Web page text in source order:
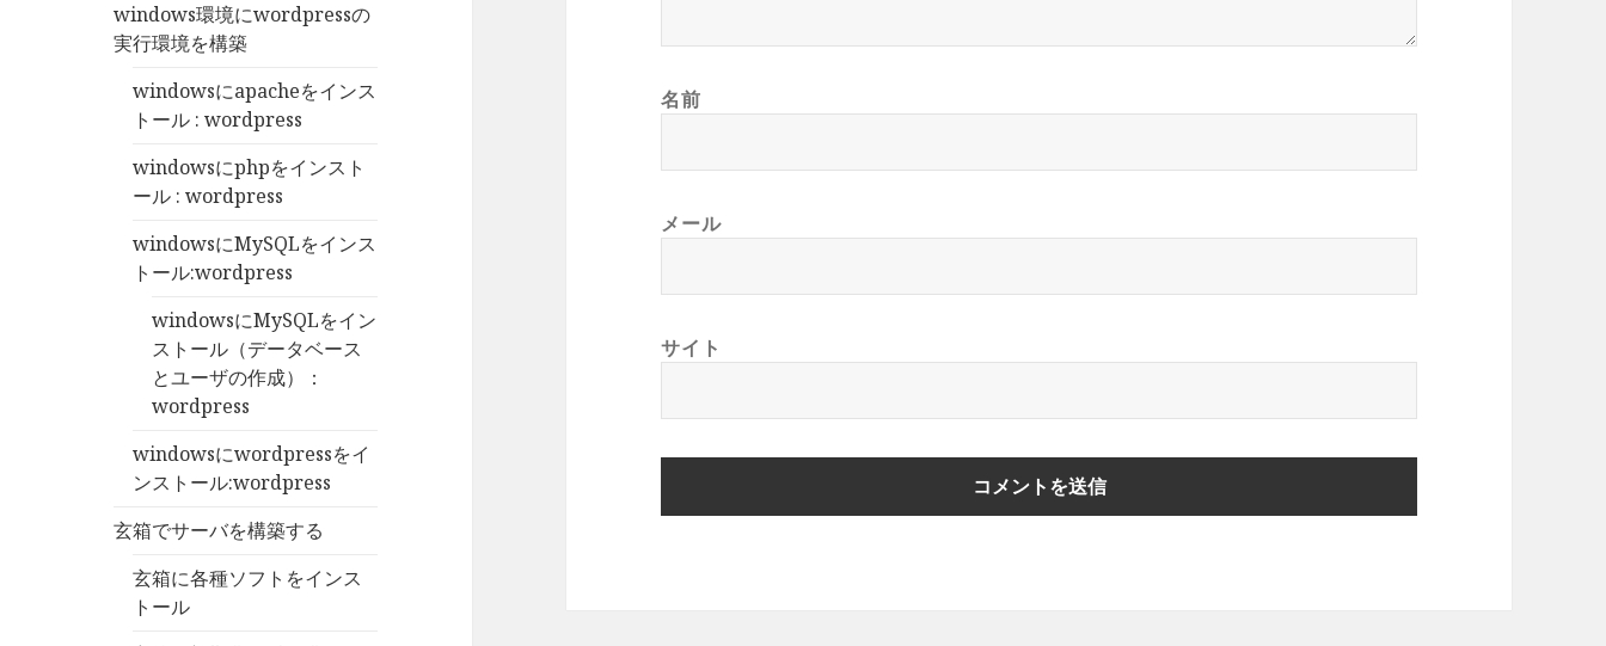
windows環境にwordpressの
実行環境を構築
windowsにapacheをインス
トール : wordpress
windowsにphpをインスト
ール : wordpress
windowsにMySQLをインス
トール:wordpress
windowsにMySQLをイン
ストール（データベース
とユーザの作成）：
wordpress
windowsにwordpressをイ
ンストール:wordpress
玄箱でサーバを構築する
玄箱に各種ソフトをインス
トール
名前
メール
サイト